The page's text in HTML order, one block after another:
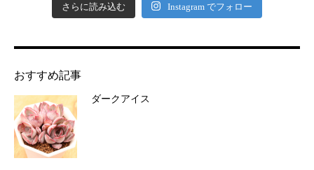
さらに読み込む Instagram でフォロー
おすすめ記事
ダークアイス